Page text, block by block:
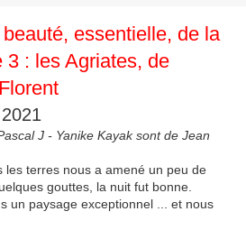
essentielle, de la
3 : les Agriates, de
J - Yanike Kayak sont de Jean
les terres nous a amené un peu de
gouttes, la nuit fut bonne.
un paysage exceptionnel ... et nous